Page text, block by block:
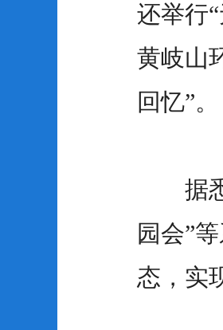
还举行
黄岐山
回忆”。
据悉
园会”
态，实